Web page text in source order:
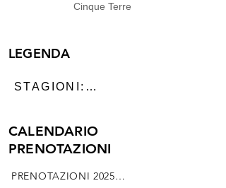
Cinque Terre
LEGENDA
STAGIONI:
Luglio e agosto
Maggio, Giugno, Settembre e
CALENDARIO
PRENOTAZIONI
PRENOTAZIONI 2025